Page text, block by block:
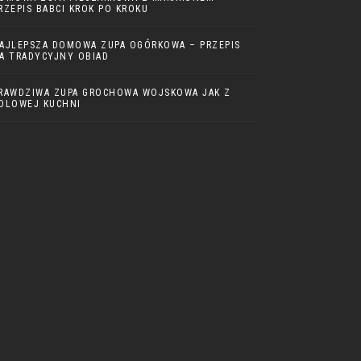
BABCI KROK PO KROKU
DOMOWA ZUPA OGÓRKOWA – PRZEPIS
TRADYCYJNY OBIAD
ZUPA GROCHOWA WOJSKOWA JAK Z
KUCHNI